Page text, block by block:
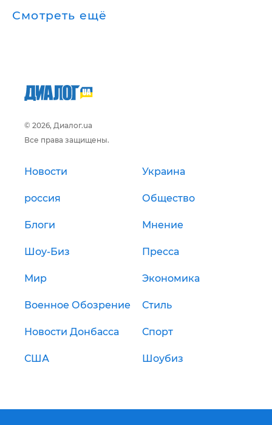
Смотреть ещё
© 2026, Диалог.ua
Все права защищены.
Новости Украина
россия Общество
Блоги Мнение
Шоу-Биз Пресса
Мир Экономика
Военное Обозрение Стиль
Новости Донбасса Спорт
США Шоубиз